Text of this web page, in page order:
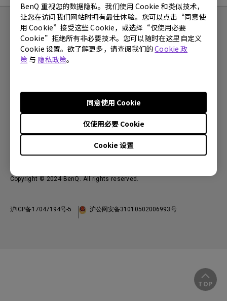
BenQ 重视您的数据隐私。我们使用 Cookie 和类似技术，
让您在访问我们网站时拥有最佳体验。您可以点击“同意使
用 Cookie”接受这些 Cookie，或选择“仅使用必要
Cookie”拒绝所有非必要技术。您可以随时在这里自定义
Cookie 设置。欲了解更多，请查阅我们的Cookie 政
策 与 隐私政策。
Cookie 设置
仅使用必要 Cookie
同意使用 Cookie
产品
明基友达集团
加入我们
服务政策
档案下载与常见问题
Copyright © 2024 BenQ. All rights reserved.
使用条款 隐私政策 联系客服 进出口遵循
沪ICP备17047194号-5 沪公网安备31010502006993号
TOP